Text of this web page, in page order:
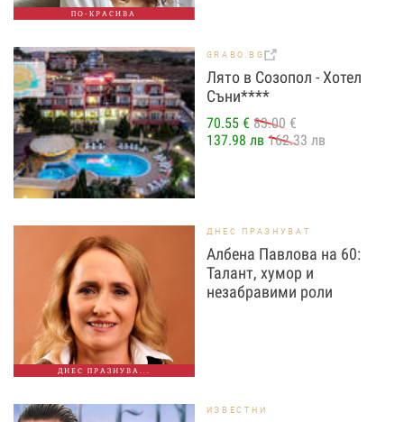
ПО-КРАСИВА
GRABO.BG
Лято в Созопол - Хотел
Съни****
70.55 € 83.00 €
137.98 лв 162.33 лв
ДНЕС ПРАЗНУВА...
ДНЕС ПРАЗНУВАТ
Албена Павлова на 60:
Талант, хумор и
незабравими роли
ИЗВЕСТНИ